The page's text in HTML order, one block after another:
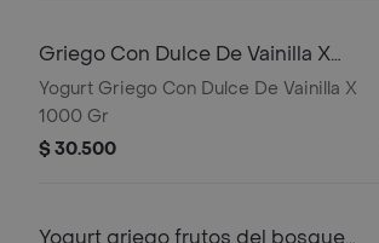
Griego Con Dulce De Vainilla X
1000 Gr
Yogurt Griego Con Dulce De Vainilla X
1000 Gr
$ 30.500
Yogurt griego frutos del bosque